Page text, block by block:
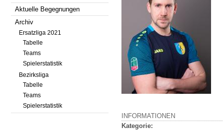
Aktuelle Begegnungen
Archiv
Ersatzliga 2021
Tabelle
Teams
Spielerstatistik
Bezirksliga
Tabelle
Teams
Spielerstatistik
INFORMATIONEN
Kategorie: